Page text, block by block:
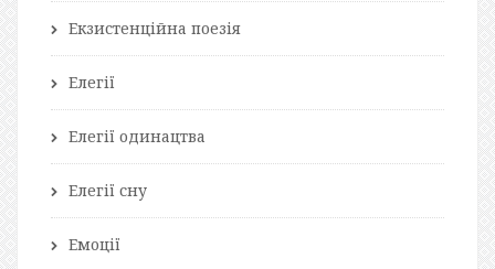
Екзистенційна поезія
Елегії
Елегії одинацтва
Елегії сну
Емоції